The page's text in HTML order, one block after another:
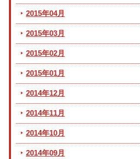
2015年04月
2015年03月
2015年02月
2015年01月
2014年12月
2014年11月
2014年10月
2014年09月